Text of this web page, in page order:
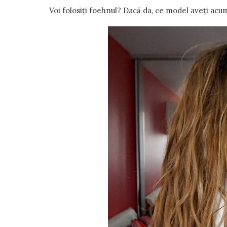
Voi folosiți foehnul? Dacă da, ce model aveți